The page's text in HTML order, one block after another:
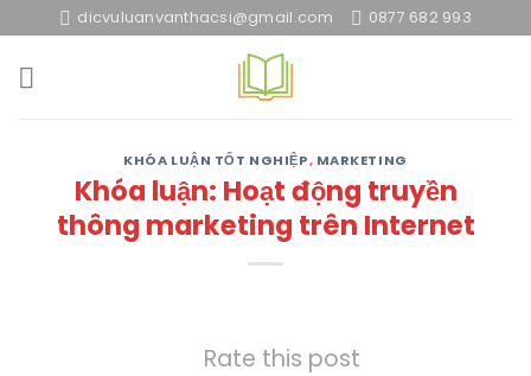
to
content
dicvuluanvanthacsi@gmail.com 0877 682 993
KHÓA LUẬN TỐT NGHIỆP, MARKETING
Khóa luận: Hoạt động truyền
thông marketing trên Internet
Rate this post